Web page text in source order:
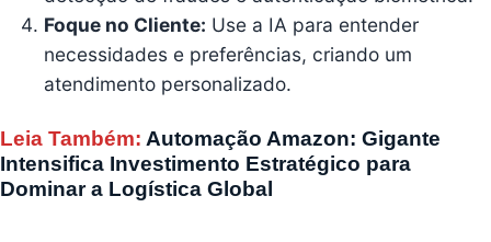
Foque no Cliente: Use a IA para entender
necessidades e preferências, criando um
atendimento personalizado.
Leia Também: Automação Amazon: Gigante
Intensifica Investimento Estratégico para
Dominar a Logística Global